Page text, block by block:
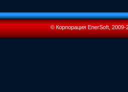
© Корпорация EnerSoft,